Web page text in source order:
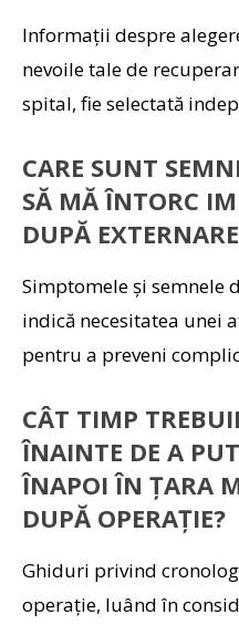
Informații despre
nevoile tale de
spital, fie selectată
CARE SUNT
SĂ MĂ ÎNTORC
DUPĂ
Simptomele și semnele
indică necesitatea unei
pentru a preveni
CÂT TIMP
ÎNAINTE DE A
ÎNAPOI ÎN ȚARA
DUPĂ OPERAȚIE?
Ghiduri privind
operație, luând în